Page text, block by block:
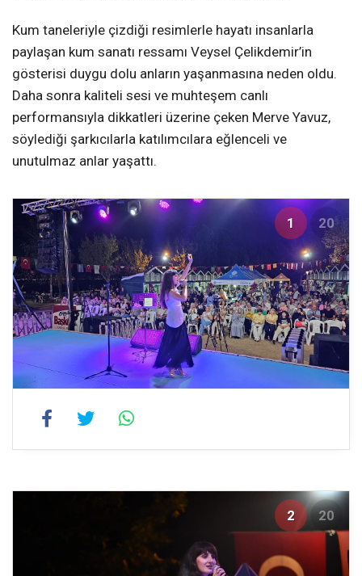
Kum taneleriyle çizdiği resimlerle hayatı insanlarla
paylaşan kum sanatı ressamı Veysel Çelikdemir’in
gösterisi duygu dolu anların yaşanmasına neden oldu.
Daha sonra kaliteli sesi ve muhteşem canlı
performansıyla dikkatleri üzerine çeken Merve Yavuz,
söylediği şarkıcılarla katılımcılara eğlenceli ve
unutulmaz anlar yaşattı.
1 20
2 20